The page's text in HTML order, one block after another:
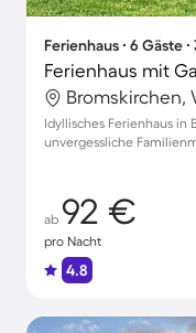
Ferienhaus ∙ 6 Gäste
Idyllisches Ferienhaus in
unvergessliche
ab 92 €
pro Nacht
4.8